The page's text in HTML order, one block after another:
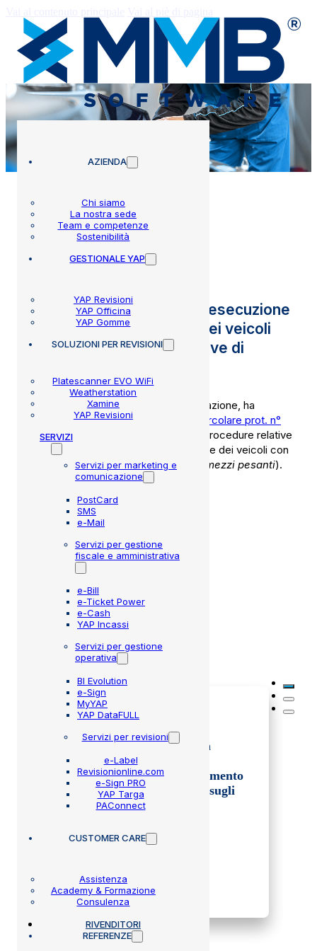
AZIENDA
Chi siamo
La nostra sede
Team e competenze
Sostenibilità
GESTIONALE YAP
YAP Revisioni
YAP Officina
YAP Gomme
SOLUZIONIPER REVISIONI
Platescanner EVO WiFi
Weatherstation
Xamine
YAP Revisioni
SERVIZI
Servizi per marketing e
comunicazione
PostCard
SMS
e-Mail
Servizi per gestione
fiscale e amministrativa
e-Bill
e-Ticket Power
e-Cash
YAP Incassi
Servizi per gestione
operativa
BI Evolution
e-Sign
MyYAP
YAP DataFULL
Servizi per revisioni
e-Label
Revisionionline.com
e-Sign PRO
YAP Targa
PAConnect
CUSTOMER CARE
Assistenza
Academy & Formazione
Consulenza
RIVENDITORI
REFERENZE
Circolari
Procedure operative per l’esecuzione
delle attività di revisione dei veicoli
pesanti – Refertazione prove di
La Direzione Generale per la Motorizzazione, ha
pubblicato in data 18 luglio 20205, la
Circolare prot. n°
20658, con la quale comunica nuove procedure relative
alla refertazione delle prove di revisione dei veicoli con
massa complessiva superiore a 3,5t (
mezzi pesanti).
Altre circolari
02 Lug 2026
Disposizioni operative per la
verifica dei veicoli mirate al
rafforzamento e al completamento
delle campagne di richiamo sugli
airbag Takata.
SCOPRI DI PIÙ